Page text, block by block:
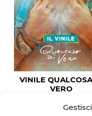
VINILE
VERO
ACQUISTA